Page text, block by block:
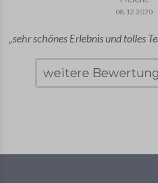
08.12.2020
sehr schönes Erlebnis und tolles
weitere